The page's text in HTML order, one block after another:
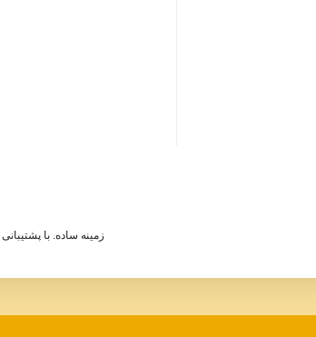
زمینه ساده. با پشتیبانی